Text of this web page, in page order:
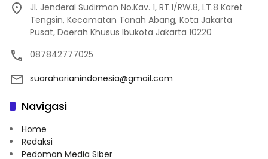
Jl. Jenderal Sudirman No.Kav. 1, RT.1/RW.8, LT.8 Karet
Tengsin, Kecamatan Tanah Abang, Kota Jakarta
Pusat, Daerah Khusus Ibukota Jakarta 10220
087842777025
suaraharianindonesia@gmail.com
Navigasi
Home
Redaksi
Pedoman Media Siber